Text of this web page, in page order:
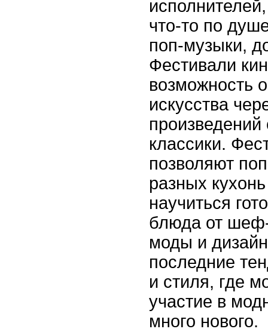
что-то по
поп-музыки,
Фестивали
возможность
искусства
классики.
позволяют
разных
научиться
блюда от
моды и
последние
и стиля, где
участие в
много нового.